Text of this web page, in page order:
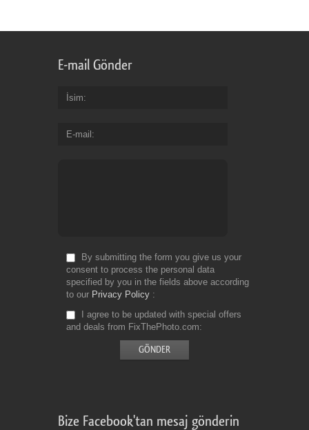
E-mail Gönder
İsim
E-mail
By submitting the form you give us your
consent to process the personal data
specified by you in the fields above according
to our Privacy Policy
I agree to be updated with special offers
and deals from FixThePhoto.com
Bize Facebook'tan mesaj gönderin